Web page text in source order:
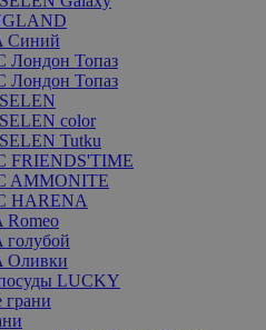
Синий
Лондон Топаз
Лондон Топаз
color
Tutku
FRIENDS'TIME
AMMONITE
HARENA
Оливки
LUCKY
грани